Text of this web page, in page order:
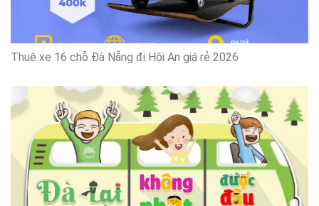
Thuê xe 16 chỗ Đà Nẵng đi Hội An giá rẻ 2026